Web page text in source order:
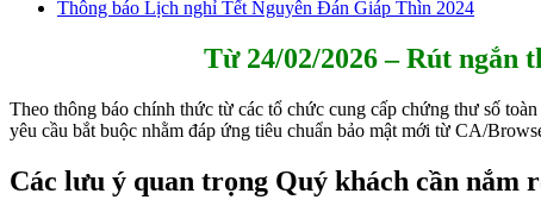
Thông báo Lịch nghỉ Tết Nguyên Đán Giáp Thìn 2024
Từ 24/02/2026 – Rút ngắn
Theo thông báo chính thức từ các tổ chức cung cấp chứng thư số
yêu cầu bắt buộc nhằm đáp ứng tiêu chuẩn bảo mật mới từ CA/
Các lưu ý quan trọng Quý khách cần nắm